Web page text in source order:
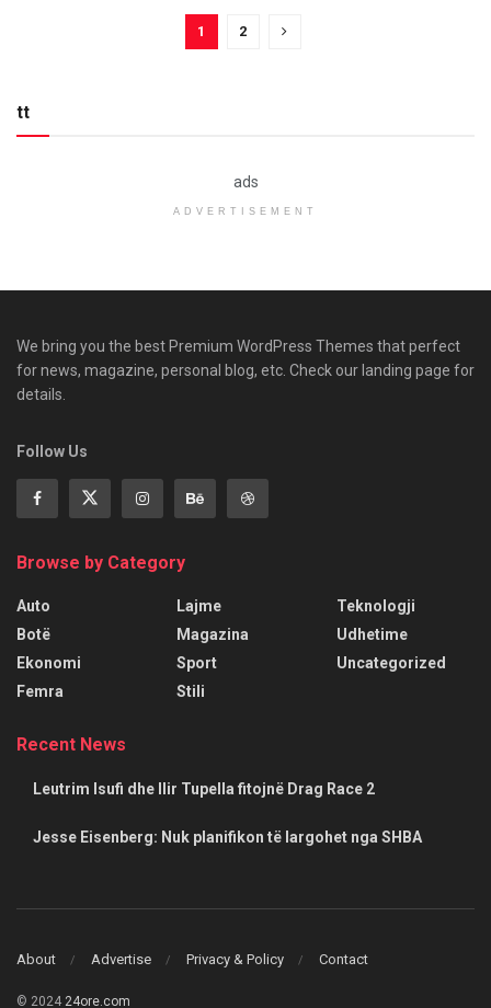
1 2
tt
ads
ADVERTISEMENT
We bring you the best Premium WordPress Themes that perfect
for news, magazine, personal blog, etc. Check our landing page for
details.
Follow Us
Browse by Category
Auto
Botë
Ekonomi
Femra
Lajme
Magazina
Sport
Stili
Teknologji
Udhetime
Uncategorized
Recent News
Leutrim Isufi dhe Ilir Tupella fitojnë Drag Race 2
Jesse Eisenberg: Nuk planifikon të largohet nga SHBA
About Advertise Privacy & Policy Contact
© 2024 24ore.com